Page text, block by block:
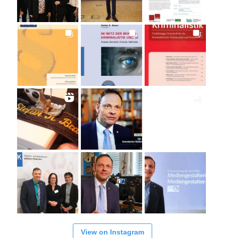
View on Instagram